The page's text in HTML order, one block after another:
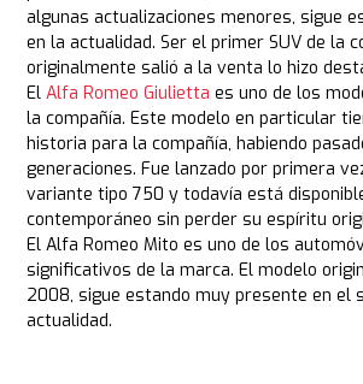
algunas actualizaciones menores, sigue
en la actualidad. Ser el primer SUV de la
originalmente salió a la venta lo hizo
ElAlfa Romeo Giulietta es uno de los
la compañía. Este modelo en particular
historia para la compañía, habiendo
generaciones. Fue lanzado por primera
variante tipo 750 y todavía está
contemporáneo sin perder su espíritu
El Alfa Romeo Mito es uno de los
significativos de la marca. El modelo
2008, sigue estando muy presente en el
actualidad.